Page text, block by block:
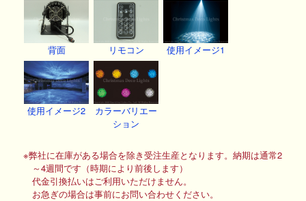
背面 リモコン 使用イメージ1
使用イメージ2
カラーバリエー
ション
※弊社に在庫がある場合を除き受注生産となります。納期は通常2
～4週間です（時期により前後します）
代金引換払いはご利用いただけません。
お急ぎの場合は事前にお問い合わせください。